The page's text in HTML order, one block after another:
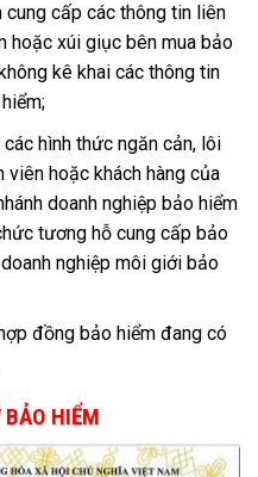
cung cấp các thông tin liên
hoặc xúi giục bên mua bảo
kê khai các thông tin
hình thức ngăn cản, lôi
viên hoặc khách hàng của
doanh nghiệp bảo hiểm
tương hỗ cung cấp bảo
nghiệp môi giới bảo
đồng bảo hiểm đang có
HIỂM